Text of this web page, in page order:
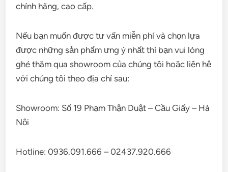
chính hãng, cao cấp.
Nếu bạn muốn được tư vấn miễn phí và chọn lựa
được những sản phẩm ưng ý nhất thì bạn vui lòng
ghé thăm qua showroom của chúng tôi hoặc liên hệ
với chúng tôi theo địa chỉ sau:
Showroom: Số 19 Phạm Thận Duật – Cầu Giấy – Hà
Nội
Hotline:0936.091.666 – 02437.920.666